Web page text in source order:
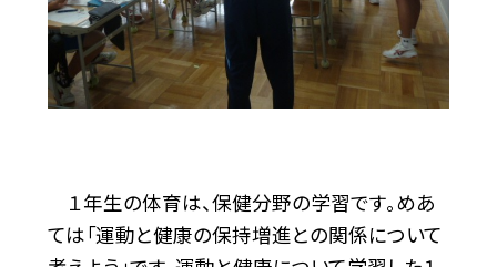
１年生の体育は、保健分野の学習です。めあ
ては「運動と健康の保持増進との関係について